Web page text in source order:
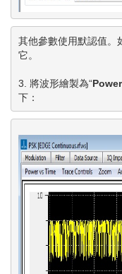
其他參數使用默認值。
它。
3. 將波形繪製為“